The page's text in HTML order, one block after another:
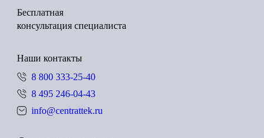
Бесплатная
консультация специалиста
Наши контакты
8 800 333-25-40
8 495 246-04-43
info@centrattek.ru